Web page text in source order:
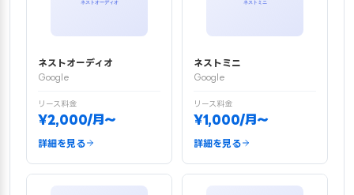
ネストオーディオ
Google
リース料金
¥2,000/月〜
詳細を見る
ネストミニ
Google
リース料金
¥1,000/月〜
詳細を見る